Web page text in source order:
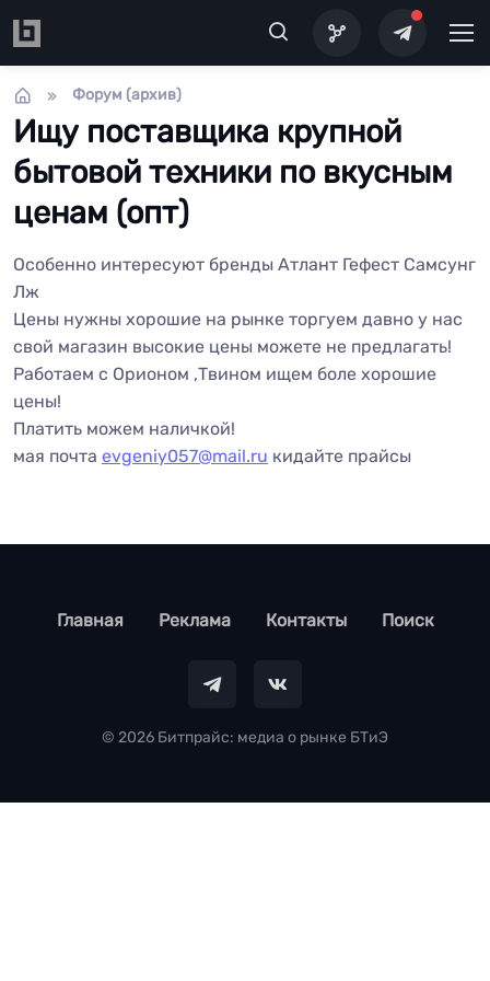
Форум (архив)
Ищу поставщика крупной
бытовой техники по вкусным
ценам (опт)
Особенно интересуют бренды Атлант Гефест Самсунг
Лж
Цены нужны хорошие на рынке торгуем давно у нас
свой магазин высокие цены можете не предлагать!
Работаем с Орионом ,Твином ищем боле хорошие
цены!
Платить можем наличкой!
мая почта evgeniy057@mail.ru кидайте прайсы
footer
Главная Реклама Контакты Поиск
© 2026 Битпрайс: медиа о рынке БТиЭ